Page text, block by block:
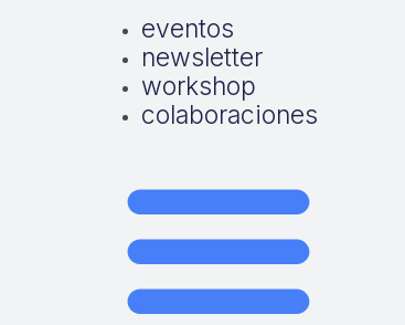
eventos
newsletter
workshop
colaboraciones